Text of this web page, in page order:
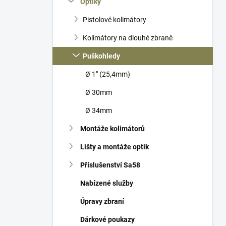
e
Pistolové kolimátory
Kolimátory na dlouhé zbraně
Puškohledy
Ø 1" (25,4mm)
Ø 30mm
Ø 34mm
Montáže kolimátorů
Lišty a montáže optik
Příslušenství Sa58
Nabízené služby
Úpravy zbraní
Dárkové poukazy